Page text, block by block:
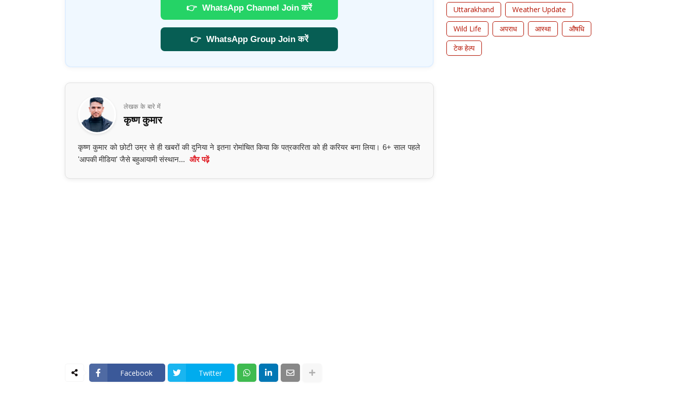
👉 WhatsApp Channel Join करें
👉 WhatsApp Group Join करें
लेखक के बारे में
कृष्ण कुमार
कृष्ण कुमार को छोटी उम्र से ही खबरों की दुनिया ने इतना रोमांचित किया कि पत्रकारिता को ही करियर बना लिया। 6+ साल पहले
'आपकी मीडिया' जैसे बहुआयामी संस्थान... और पढ़ें
Facebook Twitter
Uttarakhand
Weather Update
Wild Life
अपराध आस्था
औषधि
टेक हेल्प